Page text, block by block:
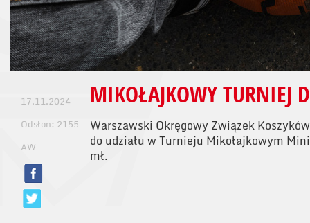
17.11.2024
Odsłon: 2155
AW
MIKOŁAJKOWY TURNIEJ
Warszawski Okręgowy Związek
do udziału w Turnieju Mikołajkowym
mł.